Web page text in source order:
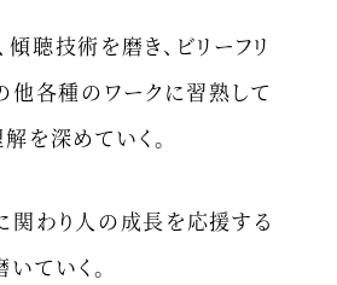
聴技術を磨き、ビリーフリ
他各種のワークに習熟して
を深めていく。
関わり人の成長を応援する
ていく。